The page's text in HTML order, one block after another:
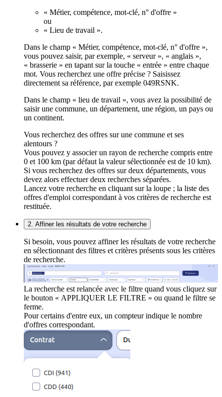
« Métier, compétence, mot-clé, n° d'offre »
ou
« Lieu de travail ».
Dans le champ « Métier, compétence, mot-clé, n° d'offre »,
vous pouvez saisir, par exemple, « serveur », « anglais »,
« brasserie » en tapant sur la touche « entrée » entre chaque
mot. Vous recherchez une offre précise ? Saisissez
directement sa référence, par exemple 049RSNK.
Dans le champ « lieu de travail », vous avez la possibilité de
saisir une commune, un département, une région, un pays ou
un continent.
Vous recherchez des offres sur une commune et ses
alentours ?
Vous pouvez y associer un rayon de recherche compris entre
0 et 100 km (par défaut la valeur sélectionnée est de 10 km).
Si vous recherchez des offres sur deux départements, vous
devez alors effectuer deux recherches séparées.
Lancez votre recherche en cliquant sur la loupe ; la liste des
offres d'emploi correspondant à vos critères de recherche est
restituée.
2. Affiner les résultats de votre recherche
Si besoin, vous pouvez affiner les résultats de votre recherche
en sélectionnant des filtres et critères présents sous les critères
de recherche.
La recherche est relancée avec le filtre quand vous cliquez sur
le bouton « APPLIQUER LE FILTRE » ou quand le filtre se
ferme.
Pour certains d'entre eux, un compteur indique le nombre
d'offres correspondant.